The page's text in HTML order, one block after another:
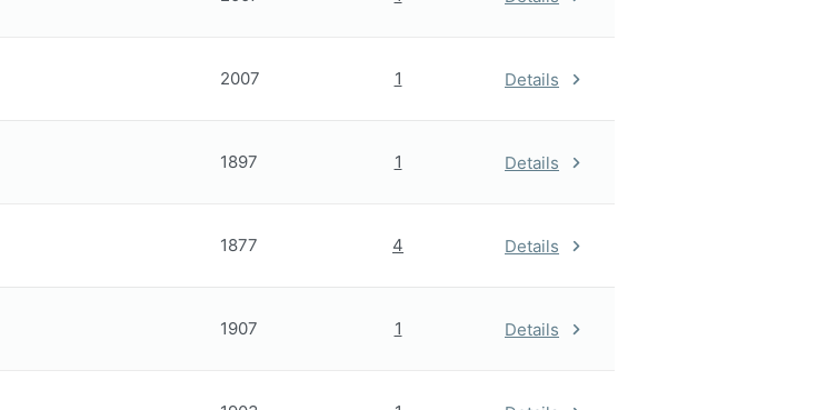
2007 1 Details
1897 1 Details
1877 4 Details
1907 1 Details